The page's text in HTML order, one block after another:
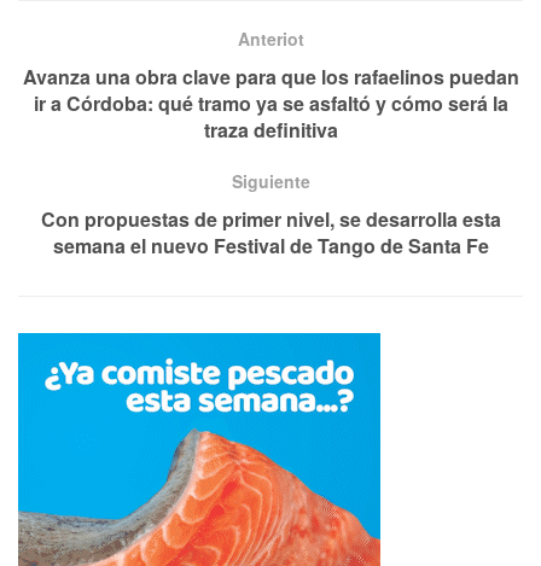
Anteriot
Avanza una obra clave para que los rafaelinos puedan
ir a Córdoba: qué tramo ya se asfaltó y cómo será la
traza definitiva
Siguiente
Con propuestas de primer nivel, se desarrolla esta
semana el nuevo Festival de Tango de Santa Fe